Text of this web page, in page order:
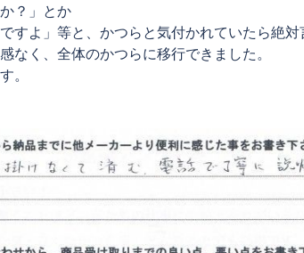
？」とか
すよ」等と、かつらと気付かれていたら絶
なく、全体のかつらに移行できました。
。